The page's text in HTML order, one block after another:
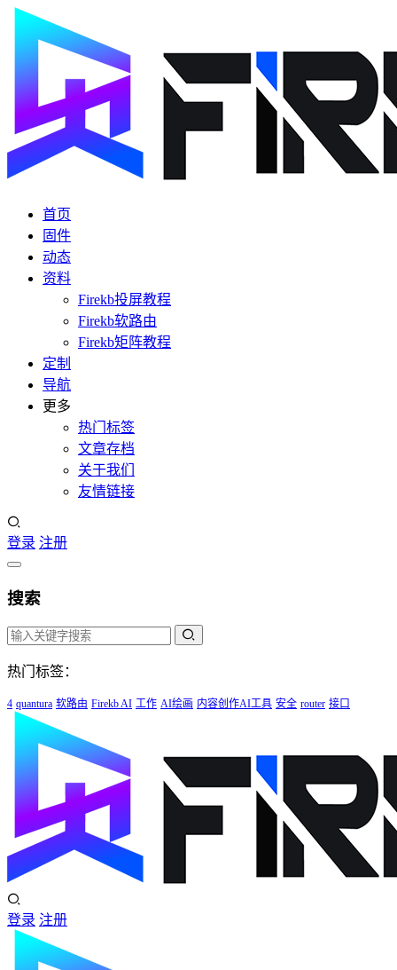
首页
固件
动态
资料
Firekb投屏教程
Firekb软路由
Firekb矩阵教程
定制
导航
更多
热门标签
文章存档
关于我们
友情链接
登录 注册
搜索
热门标签：
4 quantura 软路由 Firekb AI 工作 AI绘画 内容创作AI工具 安全 router 接口
登录 注册